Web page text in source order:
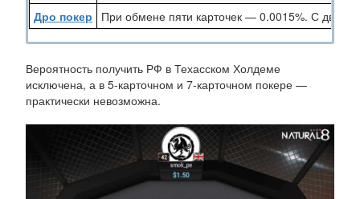
Дро покер
При обмене пяти карточек — 0.0015%. С
Вероятность получить РФ в Техасском Холдеме
исключена, а в 5-карточном и 7-карточном покере —
практически невозможна.